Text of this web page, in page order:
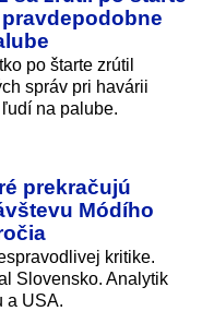
po štarte zrútil
správ pri havárii
na palube.
prekračujú
Módího
kritike.
Slovensko. Analytik
a USA.